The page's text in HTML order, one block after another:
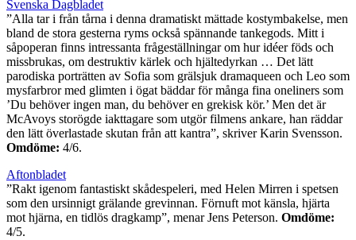
Svenska Dagbladet
”Alla tar i från tårna i denna dramatiskt mättade kostymbakelse, men
bland de stora gesterna ryms också spännande tankegods. Mitt i
såpoperan finns intressanta frågeställningar om hur idéer föds och
missbrukas, om destruktiv kärlek och hjältedyrkan … Det lätt
parodiska porträtten av Sofia som grälsjuk dramaqueen och Leo som
mysfarbror med glimten i ögat bäddar för många fina oneliners som
’Du behöver ingen man, du behöver en grekisk kör.’ Men det är
McAvoys storögde iakttagare som utgör filmens ankare, han räddar
den lätt överlastade skutan från att kantra”, skriver Karin Svensson.
Omdöme: 4/6.
Aftonbladet
”Rakt igenom fantastiskt skådespeleri, med Helen Mirren i spetsen
som den ursinnigt grälande grevinnan. Förnuft mot känsla, hjärta
mot hjärna, en tidlös dragkamp”, menar Jens Peterson. Omdöme:
4/5.